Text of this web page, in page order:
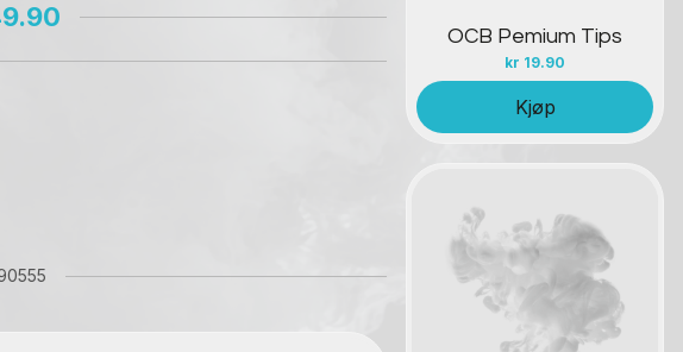
OCB Pemium Tips
kr 19.90
Kjøp
Kontakt oss